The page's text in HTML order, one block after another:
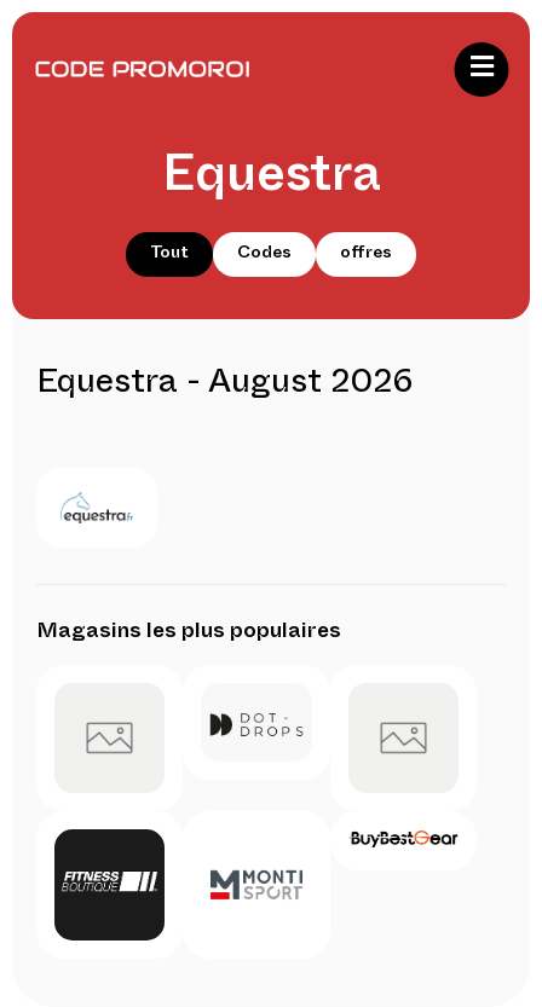
Equestra
Tout Codes offres
Equestra - August 2026
Magasins les plus populaires